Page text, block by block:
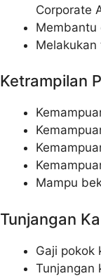
Corporate
Membantu
Ketrampilan
Mampu
Tunjangan
Gaji pokok
Tunjangan